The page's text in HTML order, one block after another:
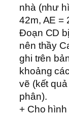
nhà (như
42m, AE =
Đoạn CD
nên thầy
ghi trên
khoảng
vẽ (kết
phân).
+ Cho